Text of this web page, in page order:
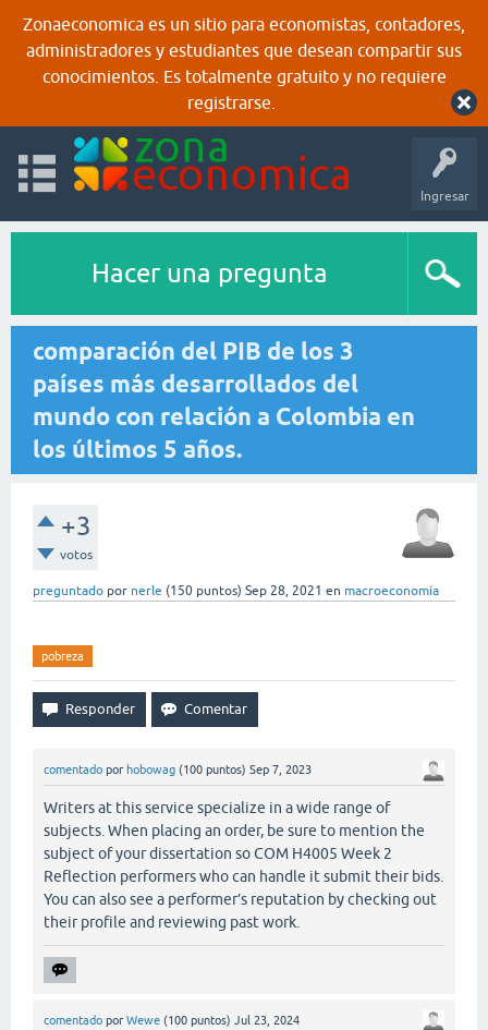
Zonaeconomica es un sitio para economistas, contadores,
administradores y estudiantes que desean compartir sus
conocimientos. Es totalmente gratuito y no requiere
registrarse.
Ingresar
Hacer una pregunta
comparación del PIB de los 3
países más desarrollados del
mundo con relación a Colombia en
los últimos 5 años.
+3
votos
preguntado por nerle (150 puntos) Sep 28, 2021 en macroeconomía
pobreza
comentado por hobowag (100 puntos) Sep 7, 2023
Writers at this service specialize in a wide range of
subjects. When placing an order, be sure to mention the
subject of your dissertation so COM H4005 Week 2
Reflection performers who can handle it submit their bids.
You can also see a performer’s reputation by checking out
their profile and reviewing past work.
comentado por Wewe (100 puntos) Jul 23, 2024